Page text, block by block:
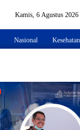
Kamis, 6 Agustus 2026
Nasional Kesehatan